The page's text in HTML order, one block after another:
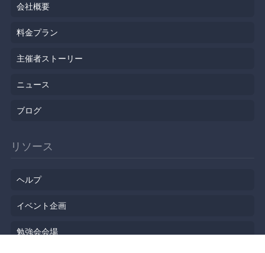
会社概要
料金プラン
主催者ストーリー
ニュース
ブログ
リソース
ヘルプ
イベント企画
勉強会会場